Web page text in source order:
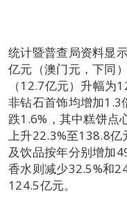
统计暨普查局资料显
亿元（澳门元，下同
（12.7亿元）升幅为
非钻石首饰均增加1.3
跌1.6%，其中糕饼点
上升22.3%至138.8亿
及饮品按年分别增加
香水则减少32.5%和
124.5亿元。